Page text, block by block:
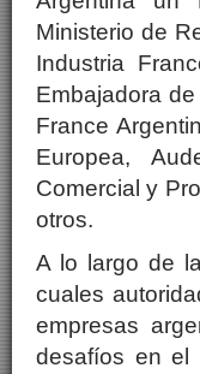
Ministerio de
Industria
Embajadora
France
Europea,
Comercial y
otros.
A lo largo de
cuales
empresas
desafíos en el